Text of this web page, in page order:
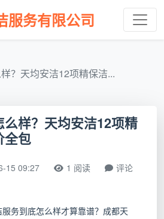
服务有限公司
？天均安洁12项精保洁...
样？天均安洁12项精
全包
15 09:27 1 阅读 评论
务到底怎么样才算靠谱？成都天